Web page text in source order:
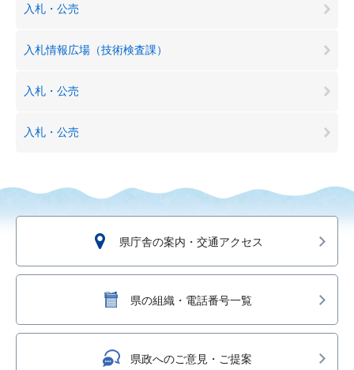
入札・公売
入札情報広場（技術検査課）
入札・公売
入札・公売
県庁舎の案内・交通アクセス
県の組織・電話番号一覧
県政へのご意見・ご提案